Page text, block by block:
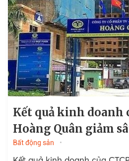
Kết quả kinh doanh
Hoàng Quân giảm
Bất động sản